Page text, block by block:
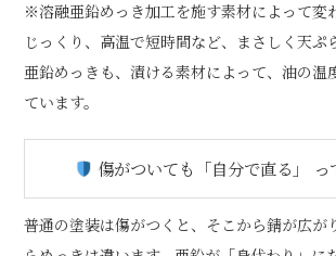
※溶融亜鉛めっき加工を施す素材によって変
じっくり、高温で短時間など、まさしく天ぷ
亜鉛めっきも、漬ける素材によって、油の温
ています。
傷がついても「自分で直る」 っ
普通の塗装は傷がつくと、そこから錆が広が